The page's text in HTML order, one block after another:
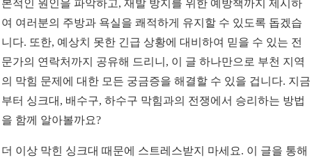
본적인 원인을 파악하고, 재발 방지를 위한 예방책까지 제시하
여 여러분의 주방과 욕실을 쾌적하게 유지할 수 있도록 돕겠습
니다. 또한, 예상치 못한 긴급 상황에 대비하여 믿을 수 있는 전
문가의 연락처까지 공유해 드리니, 이 글 하나만으로 부천 지역
의 막힘 문제에 대한 모든 궁금증을 해결할 수 있을 겁니다. 지금
부터 싱크대, 배수구, 하수구 막힘과의 전쟁에서 승리하는 방법
을 함께 알아볼까요?
더 이상 막힌 싱크대 때문에 스트레스받지 마세요. 이 글을 통해